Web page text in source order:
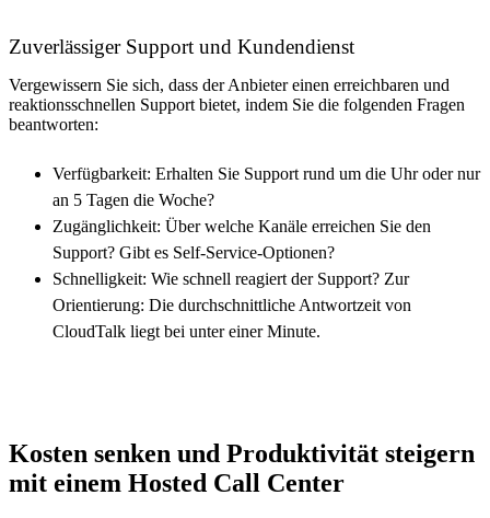
Zuverlässiger Support und Kundendienst
Vergewissern Sie sich, dass der Anbieter einen erreichbaren und
reaktionsschnellen Support bietet, indem Sie die folgenden Fragen
beantworten:
Verfügbarkeit: Erhalten Sie Support rund um die Uhr oder nur
an 5 Tagen die Woche?
Zugänglichkeit: Über welche Kanäle erreichen Sie den
Support? Gibt es Self-Service-Optionen?
Schnelligkeit: Wie schnell reagiert der Support? Zur
Orientierung: Die durchschnittliche Antwortzeit von
CloudTalk liegt bei unter einer Minute.
Kosten senken und Produktivität steigern
mit einem Hosted Call Center